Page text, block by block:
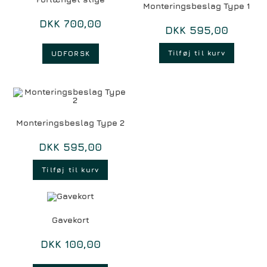
DKK 700,00
UDFORSK
Monteringsbeslag Type 1
DKK 595,00
Tilføj til kurv
Monteringsbeslag Type 2
DKK 595,00
Tilføj til kurv
Gavekort
DKK 100,00